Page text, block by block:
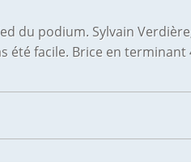
du podium. Sylvain
été facile. Brice en